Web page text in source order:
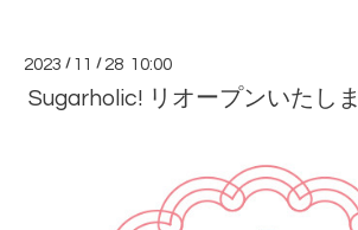
2023 / 11 / 28 10:00
Sugarholic! リオープンいたしま